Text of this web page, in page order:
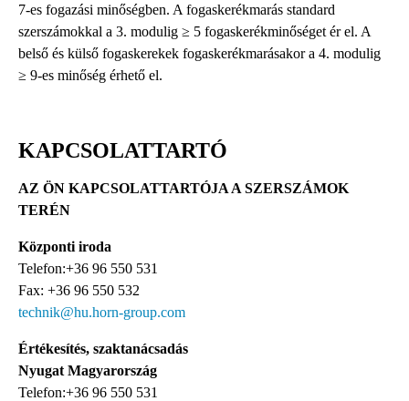
7-es fogazási minőségben. A fogaskerékmarás standard
szerszámokkal a 3. modulig ≥ 5 fogaskerékminőséget ér el. A
belső és külső fogaskerekek fogaskerékmarásakor a 4. modulig
≥ 9-es minőség érhető el.
KAPCSOLATTARTÓ
AZ ÖN KAPCSOLATTARTÓJA A SZERSZÁMOK
TERÉN
Központi iroda
Telefon:+36 96 550 531
Fax: +36 96 550 532
technik@hu.horn-group.com
Értékesítés, szaktanácsadás
Nyugat Magyarország
Telefon:+36 96 550 531